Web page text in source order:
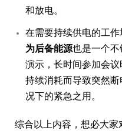
和放电。
在需要持续供电的工
为后备能源也是一个
演示，长时间参加会
持续消耗而导致突然
况下的紧急之用。
综合以上内容，想必大家